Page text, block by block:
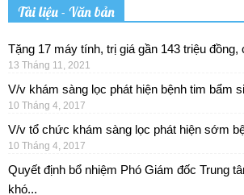
Tài liệu - Văn bản
Tặng 17 máy tính, trị giá gần 143 triệu đồng,
13 Tháng 11, 2021
V/v khám sàng lọc phát hiện bệnh tim bẩm
10 Tháng 4, 2017
V/v tổ chức khám sàng lọc phát hiện sớm
10 Tháng 4, 2017
Quyết định bổ nhiệm Phó Giám đốc Trung
khó...